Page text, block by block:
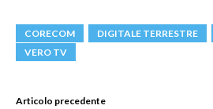
CORECOM DIGITALE TERRESTRE
VERO TV
Articolo precedente